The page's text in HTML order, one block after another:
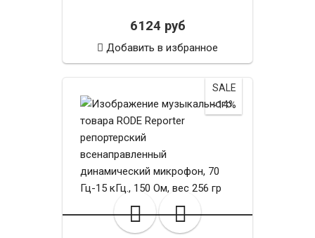
6124 руб
Добавить в избранное
SALE
~14%